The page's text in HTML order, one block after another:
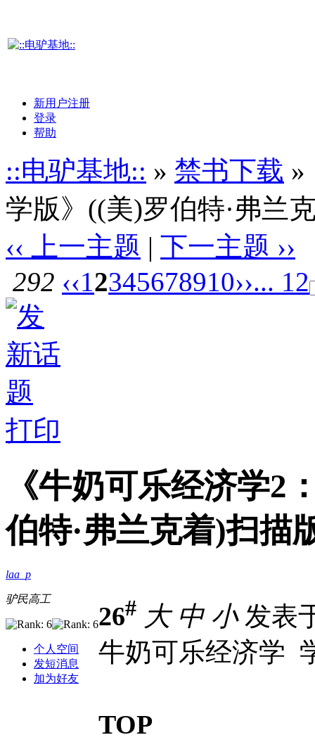
新用户注册
登录
帮助
::电驴基地:: » 禁书下载 »
学版》((美)罗伯特·弗兰
‹‹ 上一主题 | 下一主题 ››
292 ‹‹12345678910››... 12
打印
《牛奶可乐经济学2
伯特·弗兰克着)扫描
laa_p
驴民高工
个人空间
发短消息
加为好友
26# 大 中 小发表
牛奶可乐经济学
TOP